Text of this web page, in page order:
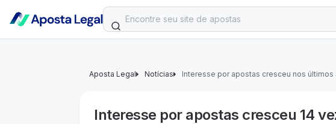
+18
Aposta Legal Notícias Interesse por apostas cresceu nos últimos
Interesse por apostas cresceu 14